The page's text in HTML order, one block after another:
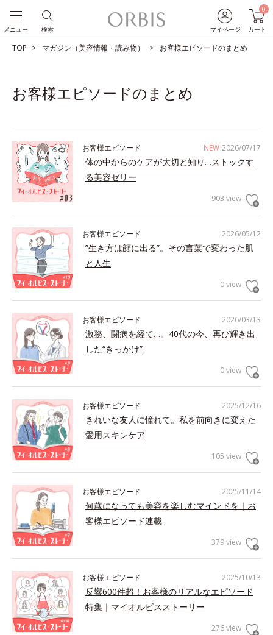
マイページ
0
カート
検索
メニュー
TOP マガジン（美容情報・読み物） お客様エピソードのまとめ
お客様エピソードのまとめ
NEW 2026/07/17
お客様エピソード
体の中からのケアが大切と知り…ストックす
る美容ゼリー
903 view
2026/05/12
お客様エピソード
”生き方は顔に出る”。その言葉で変わった肌
と人生
0 view
2026/03/13
お客様エピソード
激務、闘病を経て…。40代の今、再び輝き出
した“きっかけ”
0 view
2025/12/16
お客様エピソード
きれいな友人に憧れて。私を前向きに変えた
愛用スキンケア
105 view
2025/11/14
お客様エピソード
何歳になっても美容を楽しむマインドを｜お
客様エピソード連載
379 view
2025/10/13
お客様エピソード
反響600件超！お客様のリアルなエピソード
特集｜マイオルビスストーリー
276 view